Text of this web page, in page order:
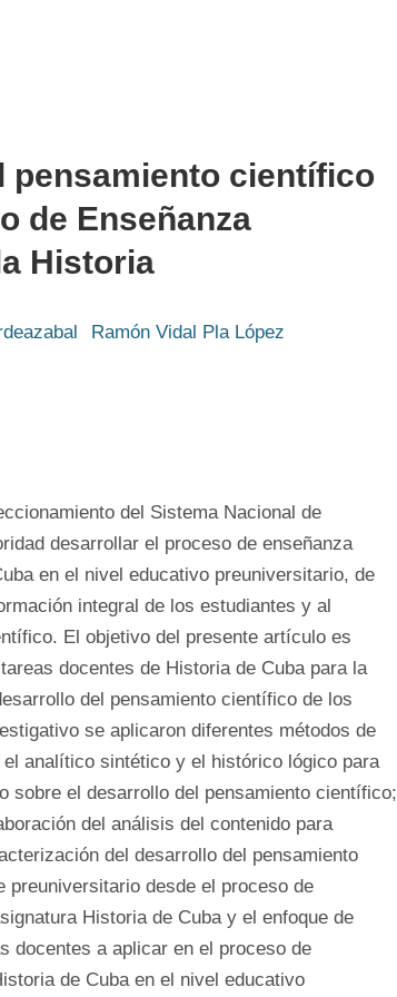
pensamiento científico
de Enseñanza
Historia
Ramón Vidal Pla López
del Sistema Nacional de
desarrollar el proceso de enseñanza
en el nivel educativo preuniversitario, de
integral de los estudiantes y al
El objetivo del presente artículo es
docentes de Historia de Cuba para la
del pensamiento científico de los
se aplicaron diferentes métodos de
analítico sintético y el histórico lógico para
sobre el desarrollo del pensamiento científico;
del análisis del contenido para
del desarrollo del pensamiento
desde el proceso de
Historia de Cuba y el enfoque de
docentes a aplicar en el proceso de
de Cuba en el nivel educativo